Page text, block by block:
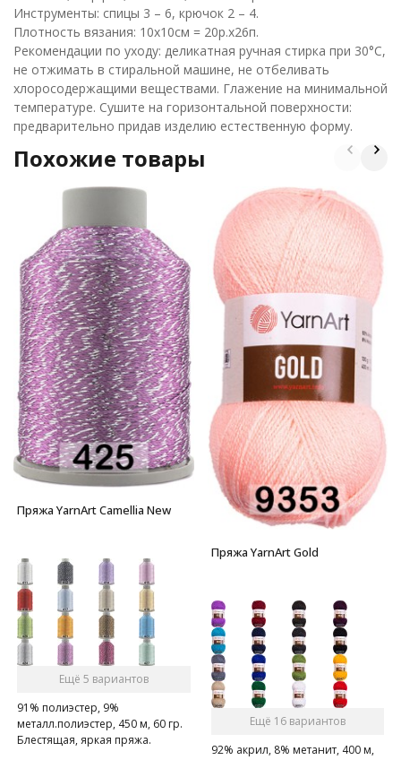
Инструменты: спицы 3 – 6, крючок 2 – 4.
Плотность вязания: 10х10см = 20р.х26п.
Рекомендации по уходу: деликатная ручная стирка при 30°С,
не отжимать в стиральной машине, не отбеливать
хлоросодержащими веществами. Глажение на минимальной
температуре. Сушите на горизонтальной поверхности:
предварительно придав изделию естественную форму.
Похожие товары
Пряжа YarnArt Camellia New
Ещё 5 вариантов
91% полиэстер, 9%
металл.полиэстер, 450 м, 60 гр.
Блестящая, яркая пряжа.
Пряжа YarnArt Gold
Ещё 16 вариантов
92% акрил, 8% метанит, 400 м,